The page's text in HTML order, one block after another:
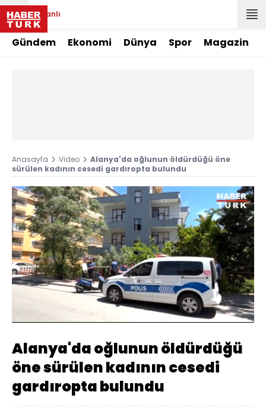
Canlı
Gündem Ekonomi Dünya Spor Magazin
Anasayfa Video
Alanya'da oğlunun öldürdüğü öne
sürülen kadının cesedi gardıropta bulundu
Aç
Yüklendi:
Oynatma
Hızı
Alanya'da oğlunun öldürdüğü
öne sürülen kadının cesedi
gardıropta bulundu